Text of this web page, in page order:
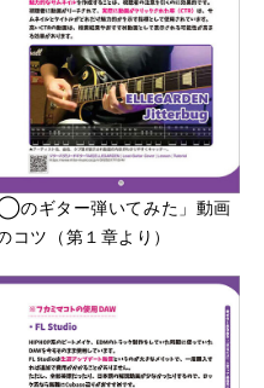
ギター弾いてみた」動画
コツ（第１章より）